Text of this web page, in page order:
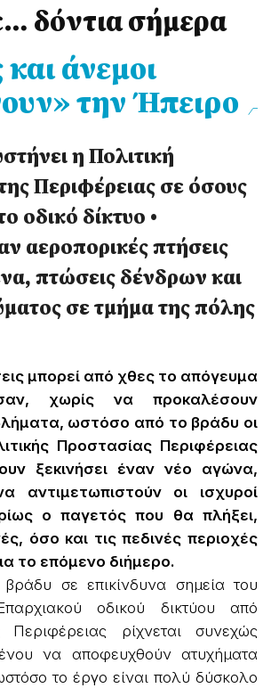
δόντια σήμερα
άνεμοι
την Ήπειρο
η Πολιτική
Περιφέρειας σε όσους
οδικό δίκτυο •
αεροπορικές πτήσεις
πτώσεις δένδρων και
σε τμήμα της πόλης
μπορεί από χθες το απόγευμα
χωρίς να προκαλέσουν
ωστόσο από το βράδυ οι
Προστασίας Περιφέρειας
ξεκινήσει έναν νέο αγώνα,
αντιμετωπιστούν οι ισχυροί
ο παγετός που θα πλήξει,
όσο και τις πεδινές περιοχές
το επόμενο διήμερο.
σε επικίνδυνα σημεία του
οδικού δικτύου από
Περιφέρειας ρίχνεται συνεχώς
να αποφευχθούν ατυχήματα
το έργο είναι πολύ δύσκολο